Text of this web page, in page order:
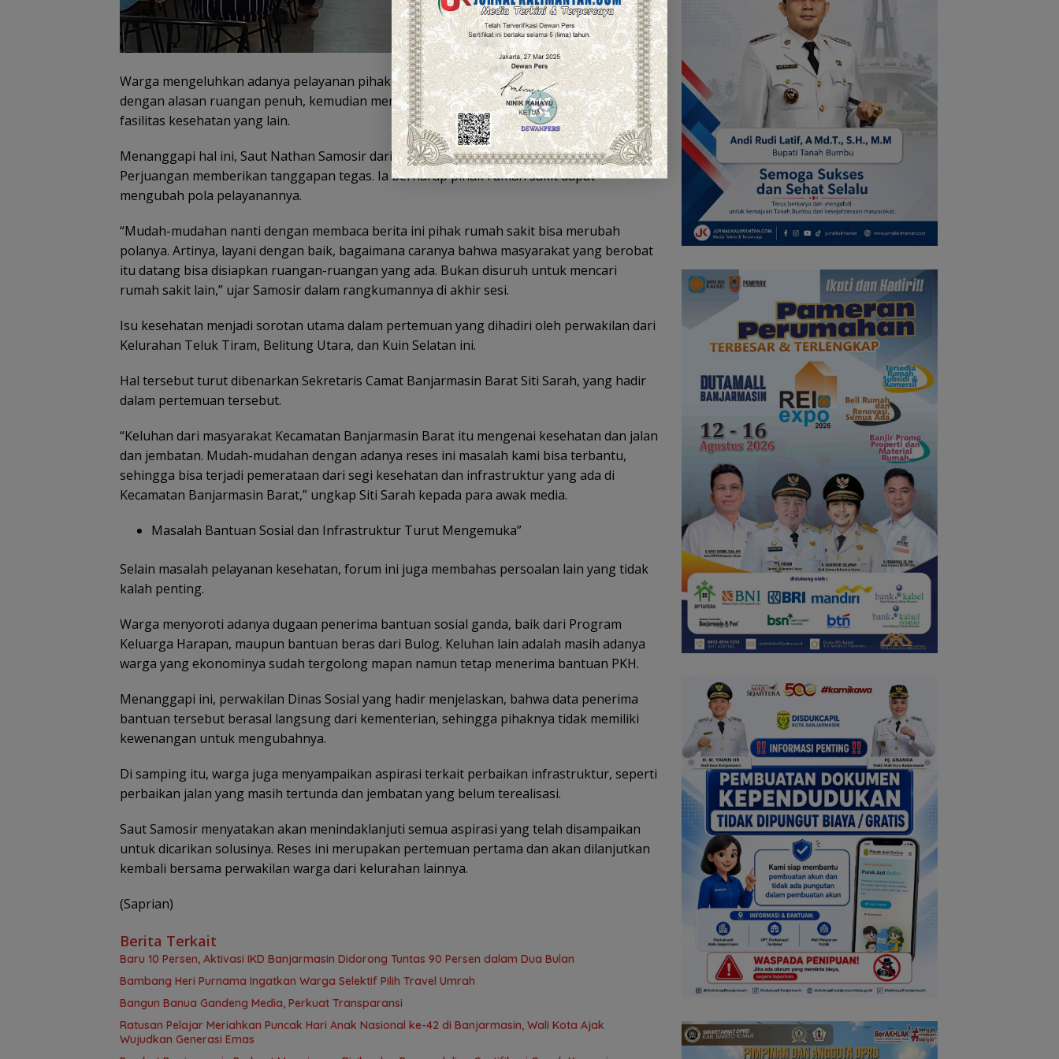
Warga mengeluhkan adanya pelayanan pihak rumah sakit yang sempat menolak pasien
dengan alasan ruangan penuh, kemudian menyarankan pihak keluarga untuk mencari
fasilitas kesehatan yang lain.
Menanggapi hal ini, Saut Nathan Samosir dari Fraksi Partai Demokrasi Indonesia
Perjuangan memberikan tanggapan tegas. Ia berharap pihak rumah sakit dapat
mengubah pola pelayanannya.
“Mudah-mudahan nanti dengan membaca berita ini pihak rumah sakit bisa merubah
polanya. Artinya, layani dengan baik, bagaimana caranya bahwa masyarakat yang berobat
itu datang bisa disiapkan ruangan-ruangan yang ada. Bukan disuruh untuk mencari
rumah sakit lain,” ujar Samosir dalam rangkumannya di akhir sesi.
Isu kesehatan menjadi sorotan utama dalam pertemuan yang dihadiri oleh perwakilan dari
Kelurahan Teluk Tiram, Belitung Utara, dan Kuin Selatan ini.
Hal tersebut turut dibenarkan Sekretaris Camat Banjarmasin Barat Siti Sarah, yang hadir
dalam pertemuan tersebut.
“Keluhan dari masyarakat Kecamatan Banjarmasin Barat itu mengenai kesehatan dan jalan
dan jembatan. Mudah-mudahan dengan adanya reses ini masalah kami bisa terbantu,
sehingga bisa terjadi pemerataan dari segi kesehatan dan infrastruktur yang ada di
Kecamatan Banjarmasin Barat,” ungkap Siti Sarah kepada para awak media.
Masalah Bantuan Sosial dan Infrastruktur Turut Mengemuka”
Selain masalah pelayanan kesehatan, forum ini juga membahas persoalan lain yang tidak
kalah penting.
Warga menyoroti adanya dugaan penerima bantuan sosial ganda, baik dari Program
Keluarga Harapan, maupun bantuan beras dari Bulog. Keluhan lain adalah masih adanya
warga yang ekonominya sudah tergolong mapan namun tetap menerima bantuan PKH.
Menanggapi ini, perwakilan Dinas Sosial yang hadir menjelaskan, bahwa data penerima
bantuan tersebut berasal langsung dari kementerian, sehingga pihaknya tidak memiliki
kewenangan untuk mengubahnya.
Di samping itu, warga juga menyampaikan aspirasi terkait perbaikan infrastruktur, seperti
perbaikan jalan yang masih tertunda dan jembatan yang belum terealisasi.
Saut Samosir menyatakan akan menindaklanjuti semua aspirasi yang telah disampaikan
untuk dicarikan solusinya. Reses ini merupakan pertemuan pertama dan akan dilanjutkan
kembali bersama perwakilan warga dari kelurahan lainnya.
(Saprian)
Berita Terkait
Baru 10 Persen, Aktivasi IKD Banjarmasin Didorong Tuntas 90 Persen dalam Dua Bulan
Bambang Heri Purnama Ingatkan Warga Selektif Pilih Travel Umrah
Bangun Banua Gandeng Media, Perkuat Transparansi
Ratusan Pelajar Meriahkan Puncak Hari Anak Nasional ke-42 di Banjarmasin, Wali Kota Ajak
Wujudkan Generasi Emas